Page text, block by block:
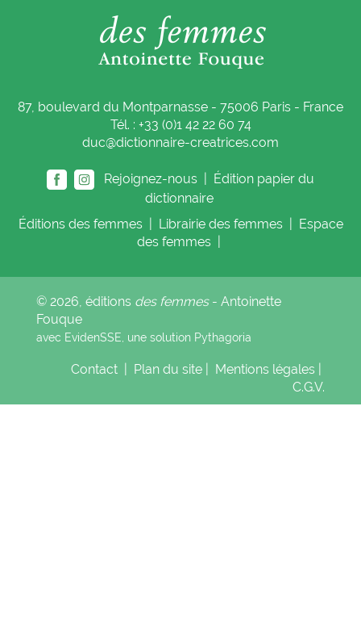
87, boulevard du Montparnasse - 75006 Paris - France
Tél. : +33 (0)1 42 22 60 74
duc@dictionnaire-creatrices.com
Rejoignez-nous |
Édition papier du
dictionnaire
Éditions des femmes Librairie des femmes
Espace
des femmes
© 2026, éditions des femmes- Antoinette
Fouque
avec EvidenSSE, une solution Pythagoria
Contact Plan du site Mentions légales
C.G.V.